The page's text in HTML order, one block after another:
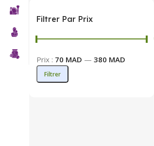
Filtrer Par Prix
Filtrer
Prix : 70 MAD — 380 MAD